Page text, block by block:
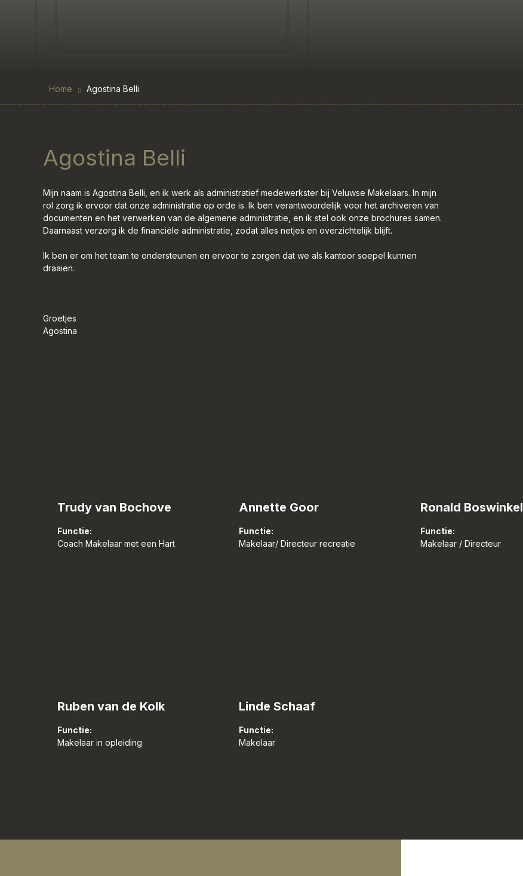
Home Agostina Belli
Agostina Belli
Mijn naam is Agostina Belli, en ik werk als administratief medewerkster bij Veluwse Makelaars. In mijn
rol zorg ik ervoor dat onze administratie op orde is. Ik ben verantwoordelijk voor het archiveren van
documenten en het verwerken van de algemene administratie, en ik stel ook onze brochures samen.
Daarnaast verzorg ik de financiële administratie, zodat alles netjes en overzichtelijk blijft.
Ik ben er om het team te ondersteunen en ervoor te zorgen dat we als kantoor soepel kunnen
draaien.
Groetjes
Agostina
Trudy van Bochove
Functie:
Coach Makelaar met een Hart
Annette Goor
Functie:
Makelaar/ Directeur recreatie
Ronald Boswinkel
Functie:
Makelaar / Directeur
Ruben van de Kolk
Functie:
Makelaar in opleiding
Linde Schaaf
Functie:
Makelaar